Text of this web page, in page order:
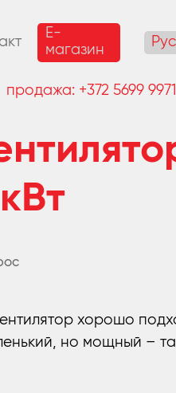
E-
магазин
продажа: +372 5699 9971
хорошо
но мощный –